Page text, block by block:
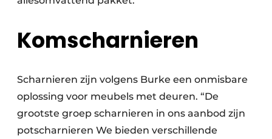
Komscharnieren
Scharnieren zijn volgens Burke een onmisbare
oplossing voor meubels met deuren. “De
grootste groep scharnieren in ons aanbod zijn
potscharnieren We bieden verschillende